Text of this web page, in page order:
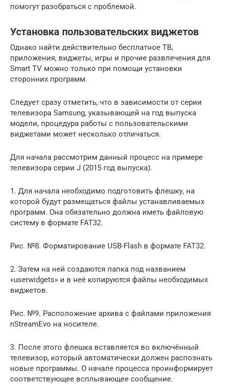
помогут разобраться с проблемой.
Установка пользовательских виджетов
Однако найти действительно бесплатное ТВ,
приложения, виджеты, игры и прочие развлечения для
Smart TV можно только при помощи установки
сторонних программ.
Следует сразу отметить, что в зависимости от серии
телевизора Samsung, указывающей на год выпуска
модели, процедура работы с пользовательскими
виджетами может несколько отличаться.
Для начала рассмотрим данный процесс на примере
телевизора серии J (2015 год выпуска).
1. Для начала необходимо подготовить флешку, на
которой будут размещаться файлы устанавливаемых
программ. Она обязательно должна иметь файловую
систему в формате FAT32.
Рис. №8. Форматирование USB-Flash в формате FAT32.
2. Затем на ней создаются папка под названием
«userwidgets» и в неё копируются файлы необходимых
виджетов.
Рис. №9. Расположение архива с файлами приложения
nStreamEvo на носителе.
3. После этого флешка вставляется во включённый
телевизор, который автоматически должен распознать
новые программы. О начале процесса проинформирует
соответствующее всплывающее сообщение.